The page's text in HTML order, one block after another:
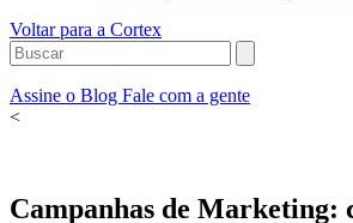
Voltar para a Cortex
Assine o Blog Fale com a gente
<
Campanhas de Marketing: